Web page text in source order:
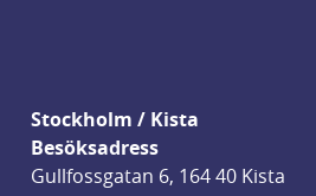
Stockholm / Kista
Besöksadress
Gullfossgatan 6, 164 40 Kista